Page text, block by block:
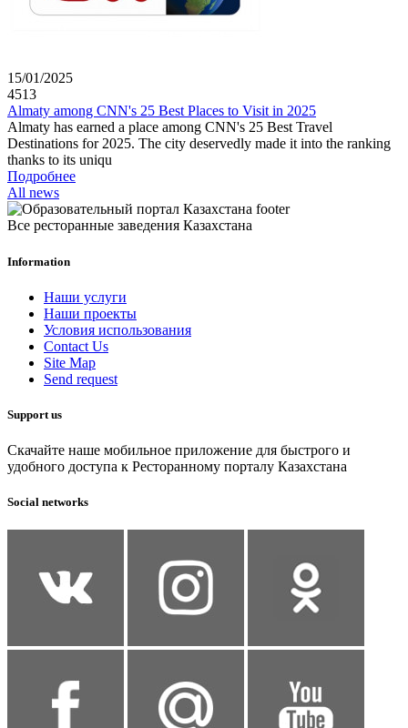
15/01/2025
4513
Almaty among CNN's 25 Best Places to Visit in 2025
Almaty has earned a place among CNN's 25 Best Travel
Destinations for 2025. The city deservedly made it into the ranking
thanks to its uniqu
Подробнее
All news
Все ресторанные заведения Казахстана
Information
Наши услуги
Наши проекты
Условия использования
Contact Us
Site Map
Send request
Support us
Скачайте наше мобильное приложение для быстрого и
удобного доступа к Ресторанному порталу Казахстана
Social networks